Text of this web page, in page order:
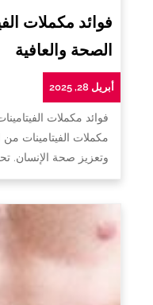
فوائد مكملات
الصحة والعافية
أبريل 28, 2025
فوائد مكملات
مكملات الفيتامينات
وتعزيز صحة الإنسان.